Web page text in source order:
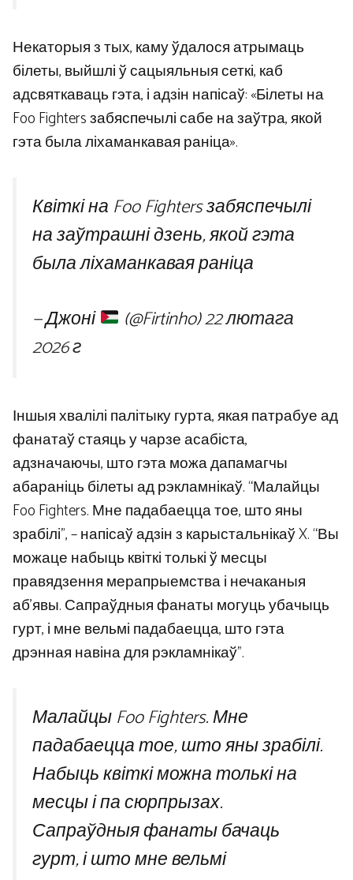
Некаторыя з тых, каму ўдалося атрымаць
білеты, выйшлі ў сацыяльныя сеткі, каб
адсвяткаваць гэта, і адзін напісаў: «Білеты на
Foo Fighters забяспечылі сабе на заўтра, якой
гэта была ліхаманкавая раніца».
Квіткі на Foo Fighters забяспечылі
на заўтрашні дзень, якой гэта
была ліхаманкавая раніца
— Джоні
(@Firtinho)22 лютага
2026 г
Іншыя хвалілі палітыку гурта, якая патрабуе ад
фанатаў стаяць у чарзе асабіста,
адзначаючы, што гэта можа дапамагчы
абараніць білеты ад рэкламнікаў. “Малайцы
Foo Fighters. Мне падабаецца тое, што яны
зрабілі”, – напісаў адзін з карыстальнікаў X. “Вы
можаце набыць квіткі толькі ў месцы
правядзення мерапрыемства і нечаканыя
аб’явы. Сапраўдныя фанаты могуць убачыць
гурт, і мне вельмі падабаецца, што гэта
дрэнная навіна для рэкламнікаў”.
Малайцы Foo Fighters. Мне
падабаецца тое, што яны зрабілі.
Набыць квіткі можна толькі на
месцы і па сюрпрызах.
Сапраўдныя фанаты бачаць
гурт, і што мне вельмі